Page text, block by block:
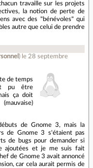
travaille sur les projets
la notion de perte de
avec des "bénévoles" qui
autre que celui de prendre
) le 28 septembre
de temps
pu être
ça doit
de Gnome 3, mais la
de Gnome 3 s'étaient pas
de bugs pour demander si
ajoutées et je me suis fait
de Gnome 3 avait annoncé
car cela aurait permis de